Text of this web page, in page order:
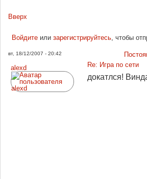
Вверх
Войдитеили зарегистрируйтесь, чтобы
вт, 18/12/2007 - 20:42
alexd
Re: Игра по сети
докатлся!